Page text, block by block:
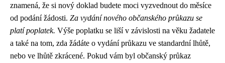
znamená, že si nový doklad budete moci vyzvednout do měsíce
od podání žádosti. Za vydání nového občanského průkazu se
platí poplatek. Výše poplatku se liší v závislosti na věku žadatele
a také na tom, zda žádáte o vydání průkazu ve standardní lhůtě,
nebo ve lhůtě zkrácené. Pokud vám byl občanský průkaz